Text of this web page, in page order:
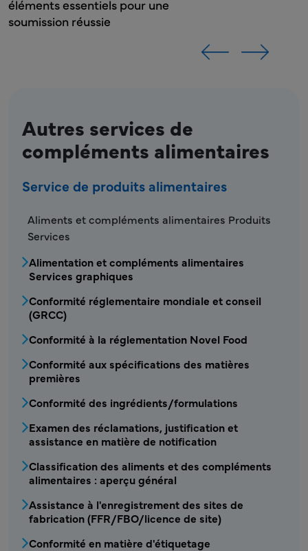
éléments essentiels pour une
soumission réussie
Autres services de
compléments alimentaires
Service de produits alimentaires
FDS - Menu Service Produits Alimentaires
Aliments et compléments alimentaires Produits
Services
Alimentation et compléments alimentaires
Services graphiques
Conformité réglementaire mondiale et conseil
(GRCC)
Conformité à la réglementation Novel Food
Conformité aux spécifications des matières
premières
Conformité des ingrédients/formulations
Examen des réclamations, justification et
assistance en matière de notification
Classification des aliments et des compléments
alimentaires : aperçu général
Assistance à l'enregistrement des sites de
fabrication (FFR/FBO/licence de site)
Conformité en matière d'étiquetage